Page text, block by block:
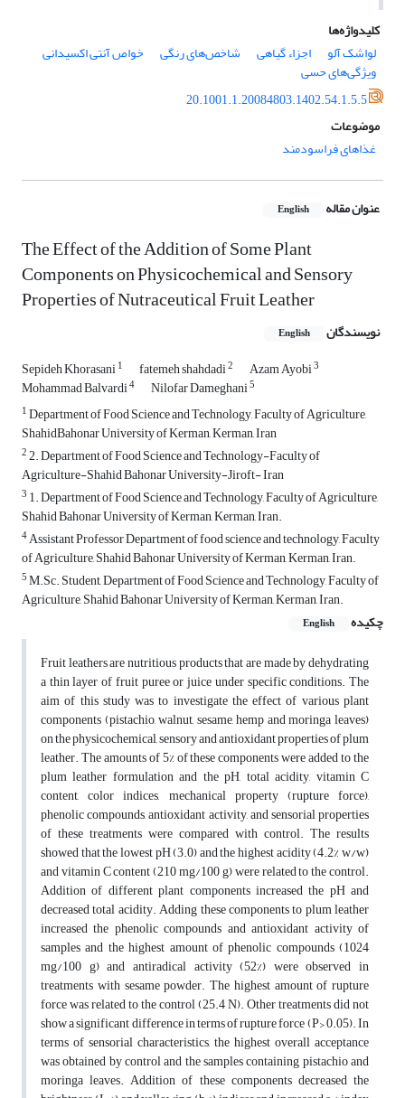
کلیدواژه‌ها
لواشک آلو
اجزاء گیاهی شاخص‌های رنگی خواص آنتی اکسیدانی
ویژگی‌های حسی
20.1001.1.20084803.1402.54.1.5.5
موضوعات
غذاهای فراسودمند
عنوان مقاله English
The Effect of the Addition of Some Plant
Components on Physicochemical and Sensory
Properties of Nutraceutical Fruit Leather
نویسندگان English
Sepideh Khorasani1 fatemeh shahdadi2 Azam Ayobi3
Mohammad Balvardi4 Nilofar Dameghani5
1Department of Food Science and Technology, Faculty of Agriculture,
ShahidBahonar University of Kerman, Kerman, Iran
22. Department of Food Science and Technology-Faculty of
Agriculture-Shahid Bahonar University-Jiroft- Iran
3 1. Department of Food Science and Technology, Faculty of Agriculture,
Shahid Bahonar University of Kerman, Kerman, Iran.
4Assistant Professor Department of food science and technology, Faculty
of Agriculture, Shahid Bahonar University of Kerman, Kerman, Iran.
5M.Sc. Student, Department of Food Science and Technology, Faculty of
Agriculture, Shahid Bahonar University of Kerman, Kerman, Iran.
چکیده
English
Fruit leathers are nutritious products that are made by dehydrating
a thin layer of fruit puree or juice under specific conditions. The
aim of this study was to investigate the effect of various plant
components (pistachio, walnut, sesame, hemp and moringa leaves)
on the physicochemical, sensory and antioxidant properties of plum
leather. The amounts of 5% of these components were added to the
plum leather formulation and the pH, total acidity, vitamin C
content, color indices, mechanical property (rupture force),
phenolic compounds, antioxidant activity, and sensorial properties
of these treatments were compared with control. The results
showed that the lowest pH (3.0) and the highest acidity (4.2% w/w)
and vitamin C content (210 mg/100 g) were related to the control.
Addition of different plant components increased the pH and
decreased total acidity. Adding these components to plum leather
increased the phenolic compounds and antioxidant activity of
samples and the highest amount of phenolic compounds (1024
mg/100 g) and anti‌radical activity (52%) were observed in
treatments with sesame powder. The highest amount of rupture
force was related to the control (25.4 N). Other treatments did not
show a significant difference in terms of rupture force (P> 0.05). In
terms of sensorial characteristics, the highest overall acceptance
was obtained by control and the samples containing pistachio and
moringa leaves. Addition of these components decreased the